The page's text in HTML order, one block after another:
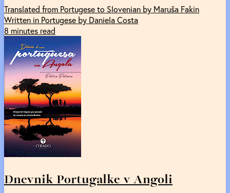
Translated from Portugese to Slovenian by Maruša Fakin
Written in Portugese by Daniela Costa
8 minutes read
Dnevnik Portugalke v Angoli